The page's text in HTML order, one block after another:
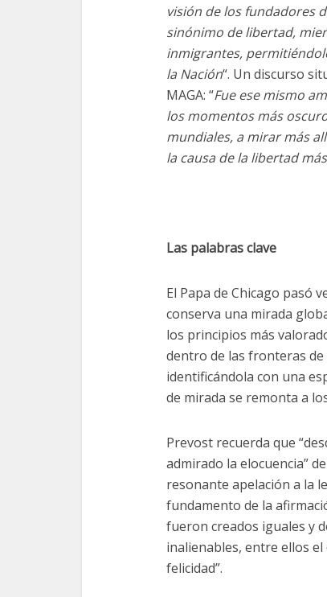
visión de los fundadores
sinónimo de libertad,
inmigrantes,
la Nación“. Un discurso
MAGA: “Fue ese mismo
los momentos más
mundiales, a mirar más
la causa de la libertad
Las palabras clave
El Papa de Chicago pasó
conserva una mirada
los principios más
dentro de las fronteras de
identificándola con una
de mirada se remonta a
Prevost recuerda que
admirado la elocuencia”
resonante apelación a la
fundamento de la
fueron creados iguales y
inalienables, entre ellos el
felicidad”.